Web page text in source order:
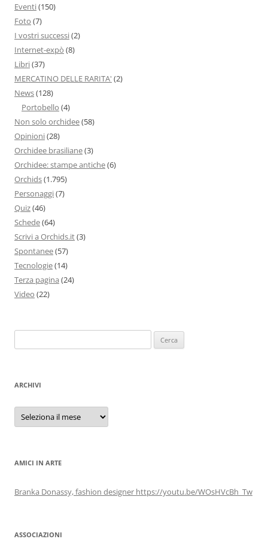
Eventi(150)
Foto (7)
I vostri successi(2)
Internet-expò (8)
Libri(37)
MERCATINO DELLE RARITA' (2)
News(128)
Portobello (4)
Non solo orchidee(58)
Opinioni(28)
Orchidee brasiliane(3)
Orchidee: stampe antiche(6)
Orchids(1.795)
Personaggi(7)
Quiz(46)
Schede(64)
Scrivi a Orchids.it(3)
Spontanee(57)
Tecnologie(14)
Terza pagina (24)
Video (22)
per:
ARCHIVI
Archivi
AMICI IN ARTE
Branka Donassy, fashion designer https://youtu.be/WOsHVcBh_Tw
ASSOCIAZIONI